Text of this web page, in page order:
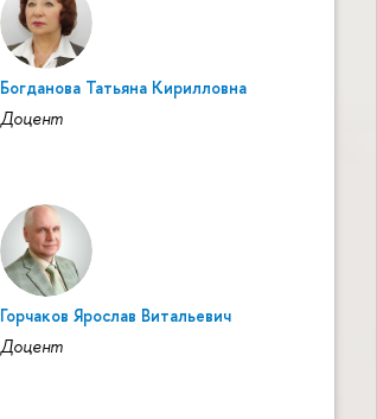
Богданова Татьяна Кирилловна
Доцент
Горчаков Ярослав Витальевич
Доцент